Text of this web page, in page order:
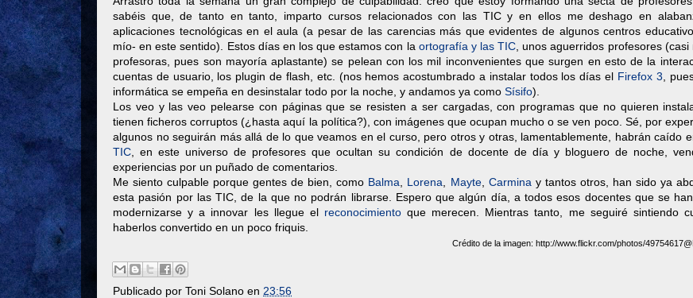
sabéis que, de tanto en tanto, imparto cursos relacionados con las TIC y en ellos me deshago en
aplicaciones tecnológicas en el aula (a pesar de las carencias más que evidentes de algunos centros
mío- en este sentido). Estos días en los que estamos con la ortografía y las TIC , unos aguerridos profesores
profesoras, pues son mayoría aplastante) se pelean con los mil inconvenientes que surgen en esto de la
cuentas de usuario, los plugin de flash, etc. (nos hemos acostumbrado a instalar todos los días el Firefox 3 ,
informática se empeña en desinstalar todo por la noche, y andamos ya como Sísifo).
Los veo y las veo pelearse con páginas que se resisten a ser cargadas, con programas que no quieren
tienen ficheros corruptos (¿hasta aquí la política?), con imágenes que ocupan mucho o se ven poco. Sé, por
algunos no seguirán más allá de lo que veamos en el curso, pero otros y otras, lamentablemente, habrán caído
TIC , en este universo de profesores que ocultan su condición de docente de día y bloguero de noche,
experiencias por un puñado de comentarios.
Me siento culpable porque gentes de bien, como Balma Lorena Mayte, Carmina y tantos otros, han sido ya
esta pasión por las TIC, de la que no podrán librarse. Espero que algún día, a todos esos docentes que se
modernizarse y a innovar les llegue el reconocimientoque merecen. Mientras tanto, me seguiré sintiendo
haberlos convertido en un poco friquis.
Crédito de la imagen: http://www.flickr.com/photos/
Publicado por Toni Solano en 23:56